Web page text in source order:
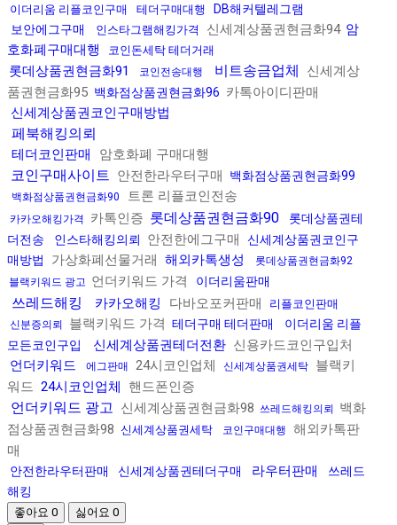
이더리움 리플코인구매
테더구매대행
DB해커텔레그램
보안에그구매
인스타그램해킹가격 신세계상품권현금화94 암
호화폐구매대행
코인돈세탁 테더거래
롯데상품권현금화91 코인전송대행 비트송금업체
신세계상
품권현금화95 백화점상품권현금화96 카톡아이디판매
신세계상품권코인구매방법
페북해킹의뢰
테더코인판매 암호화폐 구매대행
코인구매사이트 안전한라우터구매 백화점상품권현금화99
백화점상품권현금화90 트론 리플코인전송
카카오해킹가격 카톡인증 롯데상품권현금화90
롯데상품권테
더전송
인스타해킹의뢰 안전한에그구매
신세계상품권코인구
매방법
가상화폐선물거래 해외카톡생성
롯데상품권현금화92
블랙키워드 광고 언더키워드 가격 이더리움판매
쓰레드해킹 카카오해킹 다바오포커판매 리플코인판매
신분증의뢰 블랙키워드 가격 테더구매 테더판매
이더리움 리플
모든코인구입
신세계상품권테더전환 신용카드코인구입처
언더키워드
에그판매 24시코인업체 신세계상품권세탁
블랙키
워드 24시코인업체 핸드폰인증
언더키워드 광고 신세계상품권현금화98 쓰레드해킹의뢰
백화
점상품권현금화98 신세계상품권세탁 코인구매대행
해외카톡판
매
안전한라우터판매 신세계상품권테더구매 라우터판매
쓰레드
해킹
좋아요 0 싫어요 0